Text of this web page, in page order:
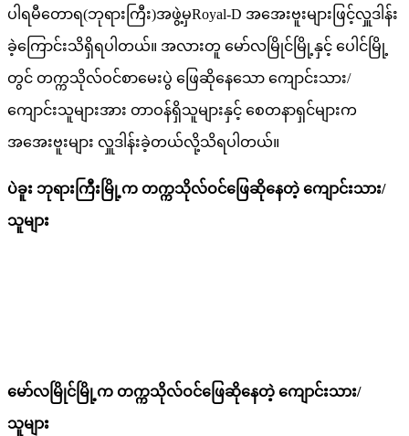
ပါရမီတောရ(ဘုရားကြီး)အဖွဲ့မှRoyal-D အအေးဗူးများဖြင့်လှူဒါန်း
ခဲ့ကြောင်းသိရှိရပါတယ်။ အလားတူ မော်လမြိုင်မြို့နှင့် ပေါင်မြို့
တွင် တက္ကသိုလ်ဝင်စာမေးပွဲ ဖြေဆိုနေသော ကျောင်းသား/
ကျောင်းသူများအား တာဝန်ရှိသူများနှင့် စေတနာရှင်များက
အအေးဗူးများ လှူဒါန်းခဲ့တယ်လို့သိရပါတယ်။
ပဲခူး ဘုရားကြီးမြို့က တက္ကသိုလ်ဝင်ဖြေဆိုနေတဲ့ ကျောင်းသား/
သူများ
မော်လမြိုင်မြို့က တက္ကသိုလ်ဝင်ဖြေဆိုနေတဲ့ ကျောင်းသား/
သူများ